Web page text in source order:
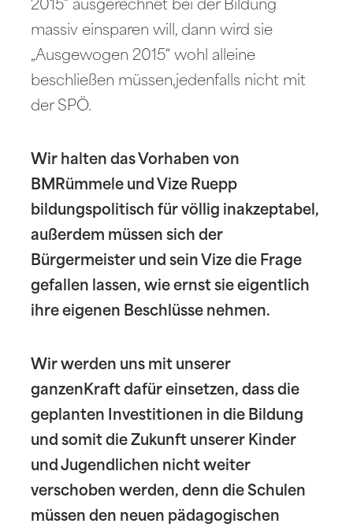
2015“ ausgerechnet bei der Bildung
massiv einsparen will, dann wird sie
„Ausgewogen 2015“ wohl alleine
beschließen müssen,jedenfalls nicht mit
der SPÖ.
Wir halten das Vorhaben von
BMRümmele und Vize Ruepp
bildungspolitisch für völlig inakzeptabel,
außerdem müssen sich der
Bürgermeister und sein Vize die Frage
gefallen lassen, wie ernst sie eigentlich
ihre eigenen Beschlüsse nehmen.
Wir werden uns mit unserer
ganzenKraft dafür einsetzen, dass die
geplanten Investitionen in die Bildung
und somit die Zukunft unserer Kinder
und Jugendlichen nicht weiter
verschoben werden, denn die Schulen
müssen den neuen pädagogischen